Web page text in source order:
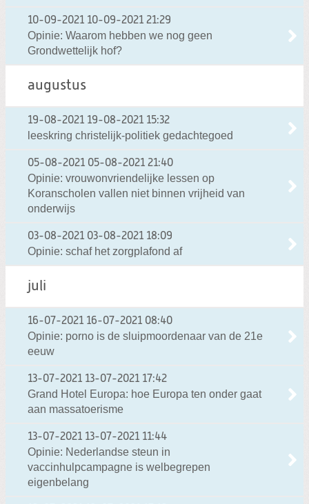
10-09-2021 10-09-2021 21:29
Opinie: Waarom hebben we nog geen
Grondwettelijk hof?
augustus
19-08-2021 19-08-2021 15:32
leeskring christelijk-politiek gedachtegoed
05-08-2021 05-08-2021 21:40
Opinie: vrouwonvriendelijke lessen op
Koranscholen vallen niet binnen vrijheid van
onderwijs
03-08-2021 03-08-2021 18:09
Opinie: schaf het zorgplafond af
juli
16-07-2021 16-07-2021 08:40
Opinie: porno is de sluipmoordenaar van de 21e
eeuw
13-07-2021 13-07-2021 17:42
Grand Hotel Europa: hoe Europa ten onder gaat
aan massatoerisme
13-07-2021 13-07-2021 11:44
Opinie: Nederlandse steun in
vaccinhulpcampagne is welbegrepen
eigenbelang